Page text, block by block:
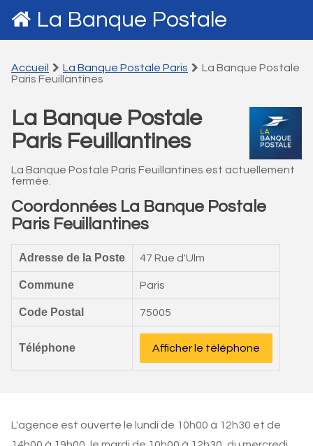
La Banque Postale
Accueil La Banque Postale Paris
La Banque Postale
Paris Feuillantines
La Banque Postale
Paris Feuillantines
La Banque Postale Paris Feuillantines est actuellement
fermée.
Coordonnées La Banque Postale
Paris Feuillantines
Adresse de la Poste 47 Rue d'Ulm
Commune Paris
Code Postal 75005
Téléphone Afficher le téléphone
L'agence est ouverte le lundi de 10h00 à 12h30 et de